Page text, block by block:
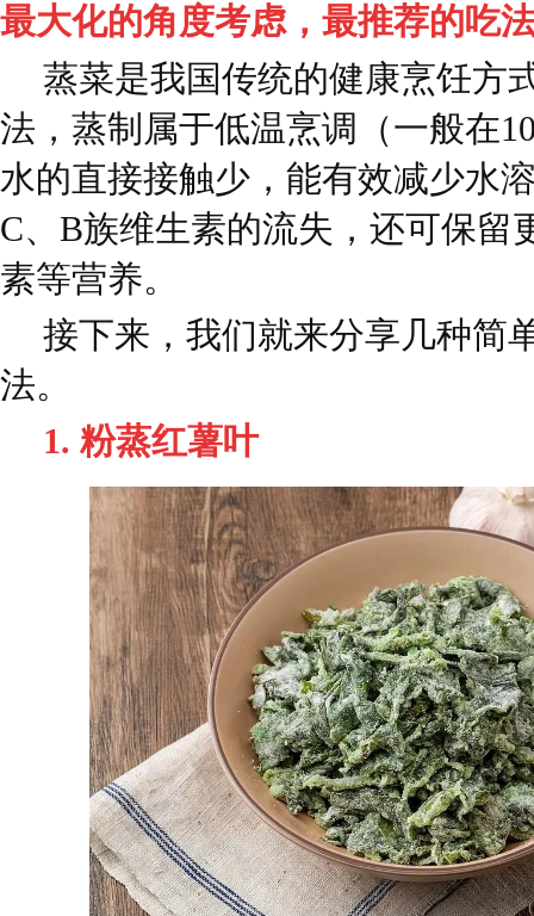
最大化的角度考虑，最推荐的吃
蒸菜是我国传统的健康烹饪方
法，蒸制属于低温烹调（一般在
水的直接接触少，能有效减少水
C、B族维生素的流失，还可保留
素等营养。
接下来，我们就来分享几种简
法。
1. 粉蒸红薯叶